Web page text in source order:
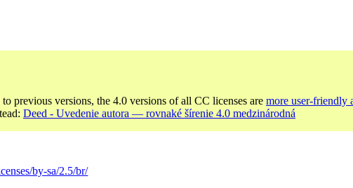
previous versions, the 4.0 versions of all CC licenses are more user-friendly
Deed - Uvedenie autora — rovnaké šírenie 4.0 medzinárodná
by-sa/2.5/br/